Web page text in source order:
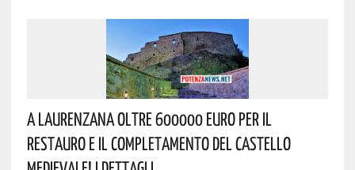
A Laurenzana Oltre 600000 Euro Per Il
Restauro E Il Completamento Del Castello